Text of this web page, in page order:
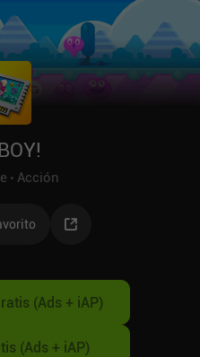
Acción
(Ads + iAP)
(Ads + iAP)